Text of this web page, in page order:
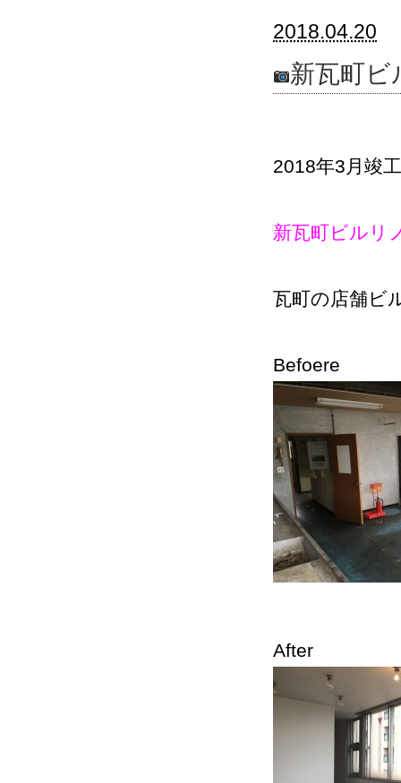
2018.04.20
新瓦町ビ
2018年3月竣工
新瓦町ビルリ
瓦町の店舗ビ
Befoere
After